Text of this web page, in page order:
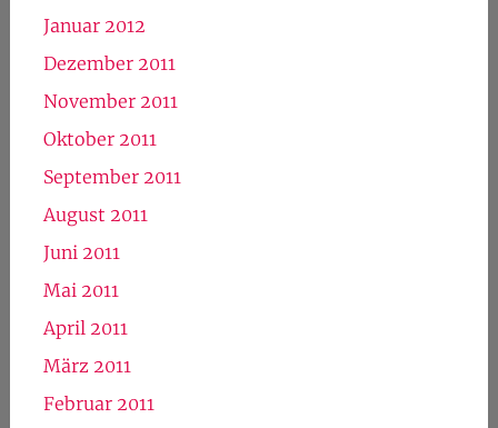
Januar 2012
Dezember 2011
November 2011
Oktober 2011
September 2011
August 2011
Juni 2011
Mai 2011
April 2011
März 2011
Februar 2011